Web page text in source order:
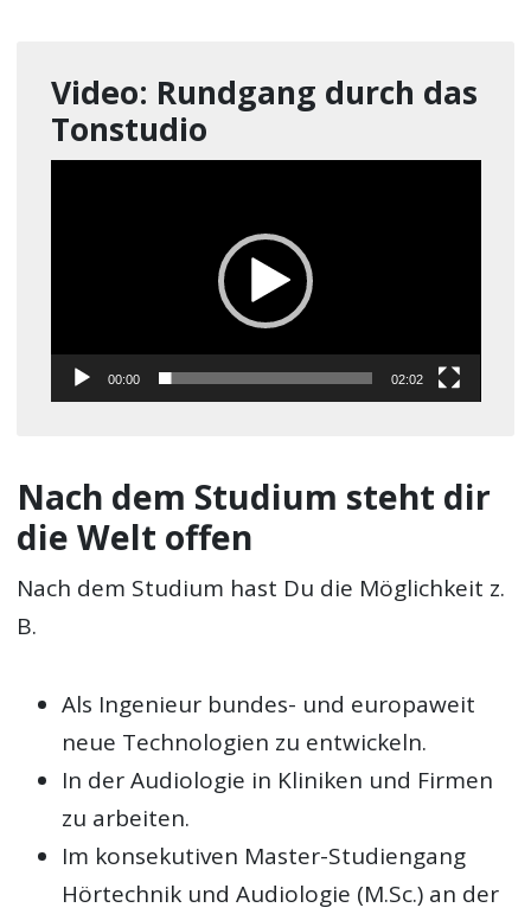
Video: Rundgang durch das
Tonstudio
00:00 02:02
Nach dem Studium steht dir
die Welt offen
Nach dem Studium hast Du die Möglichkeit z.
B.
Als Ingenieur bundes- und europaweit
neue Technologien zu entwickeln.
In der Audiologie in Kliniken und Firmen
zu arbeiten.
Im konsekutiven Master-Studiengang
Hörtechnik und Audiologie (M.Sc.) an der